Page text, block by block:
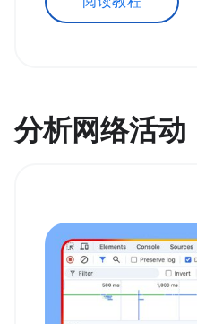
分析网络活动